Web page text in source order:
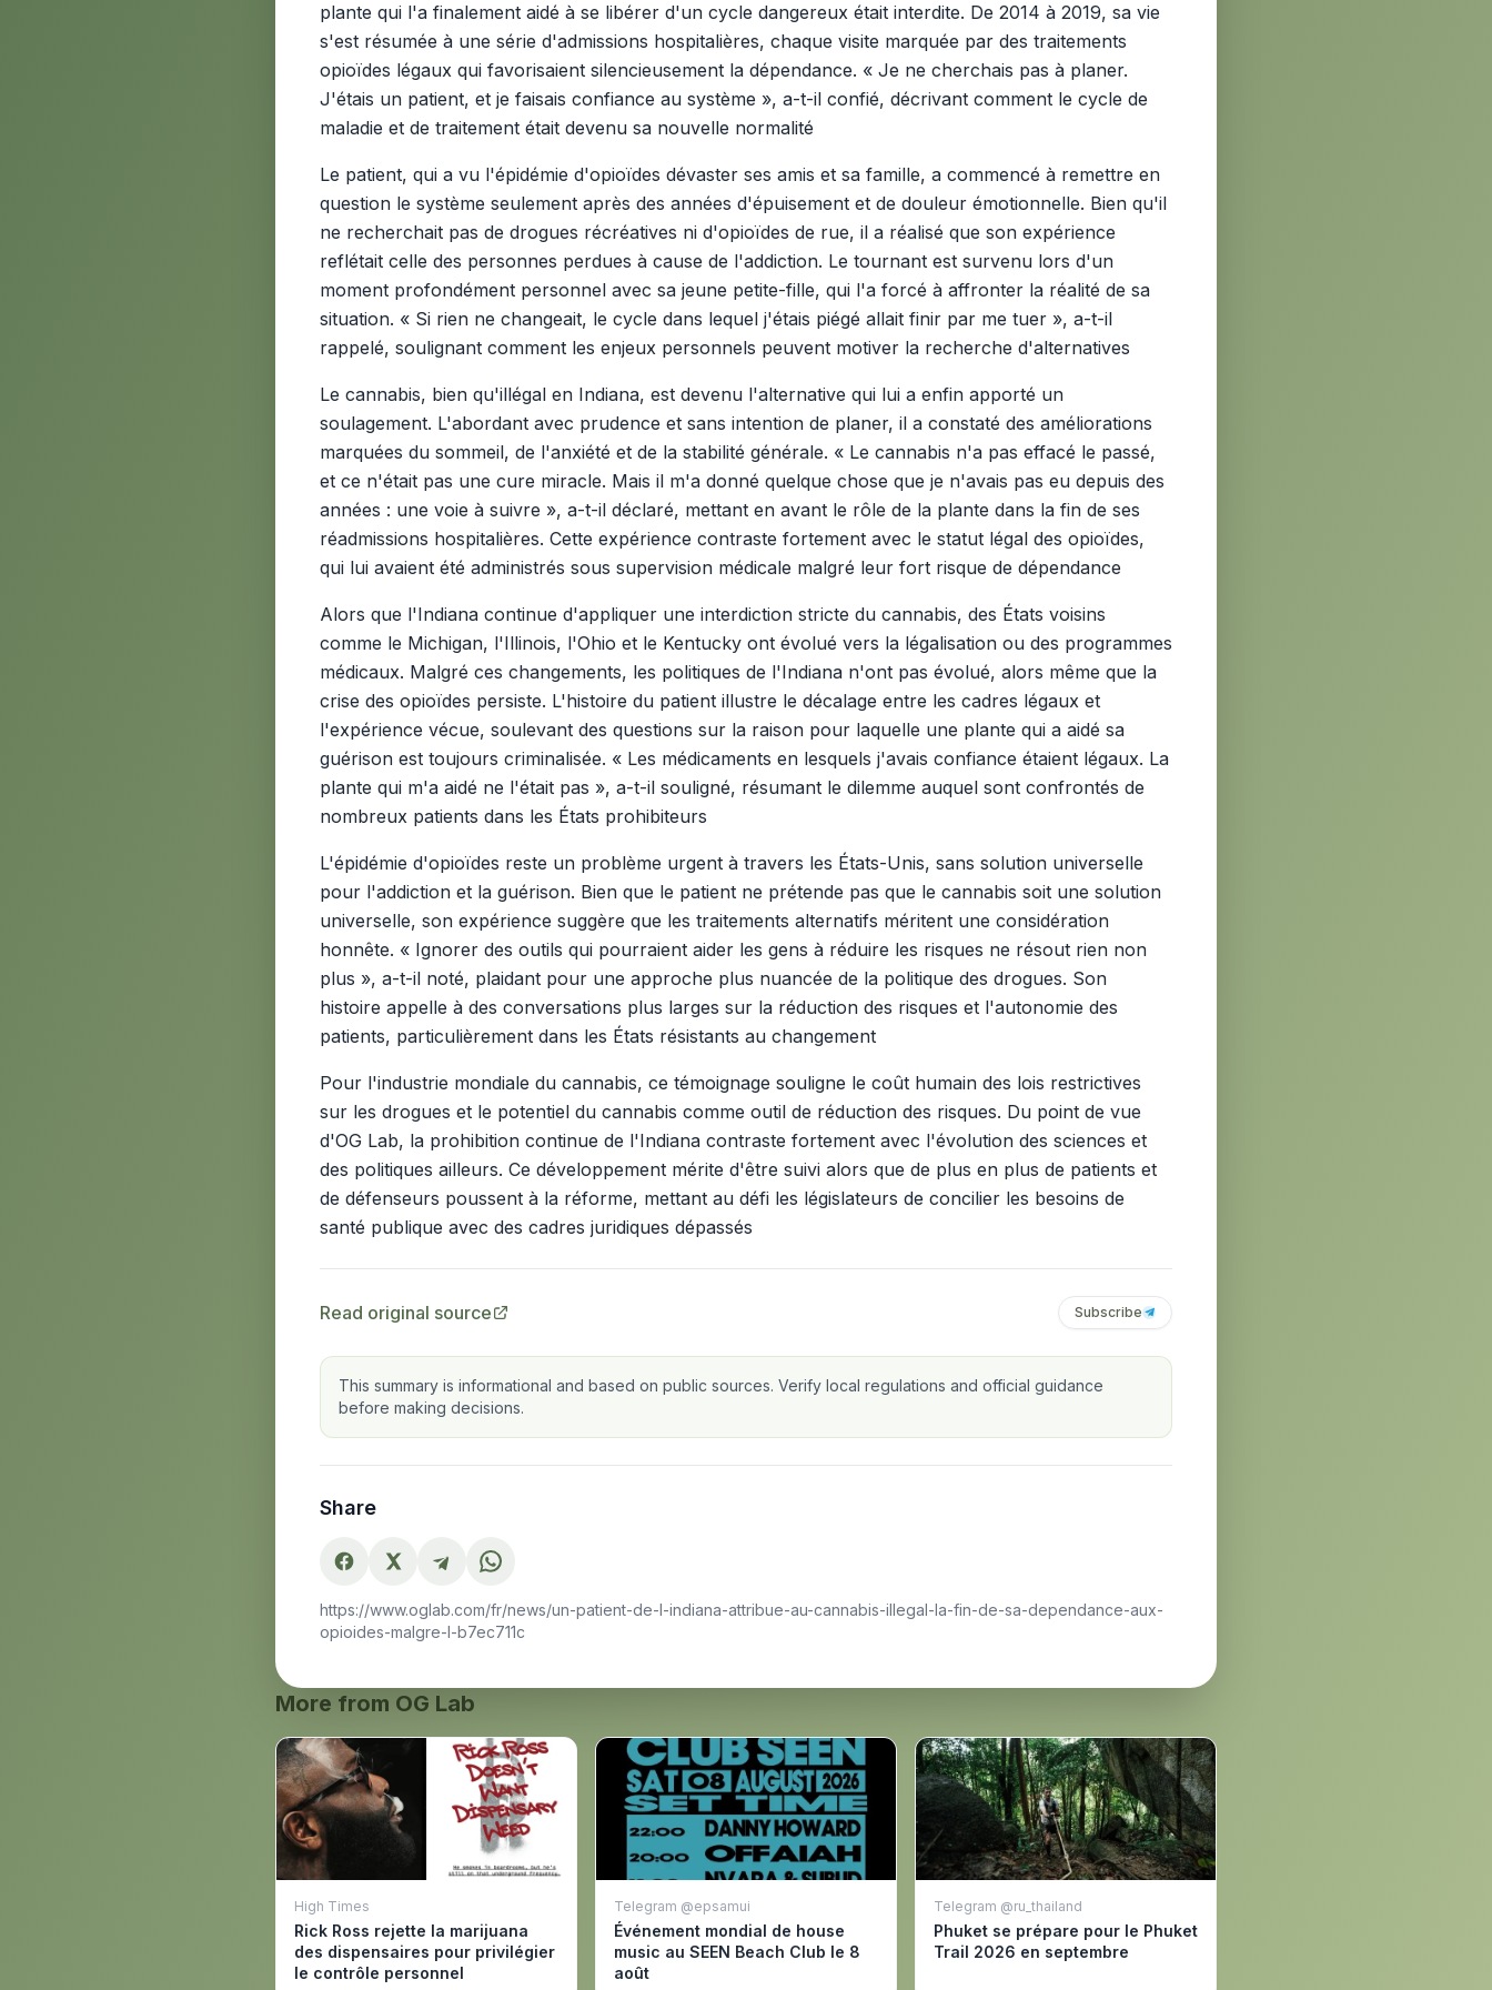
plante qui l'a finalement aidé à se libérer d'un cycle dangereux était interdite. De 2014 à 2019, sa vie
s'est résumée à une série d'admissions hospitalières, chaque visite marquée par des traitements
opioïdes légaux qui favorisaient silencieusement la dépendance. « Je ne cherchais pas à planer.
J'étais un patient, et je faisais confiance au système », a-t-il confié, décrivant comment le cycle de
maladie et de traitement était devenu sa nouvelle normalité
Le patient, qui a vu l'épidémie d'opioïdes dévaster ses amis et sa famille, a commencé à remettre en
question le système seulement après des années d'épuisement et de douleur émotionnelle. Bien qu'il
ne recherchait pas de drogues récréatives ni d'opioïdes de rue, il a réalisé que son expérience
reflétait celle des personnes perdues à cause de l'addiction. Le tournant est survenu lors d'un
moment profondément personnel avec sa jeune petite-fille, qui l'a forcé à affronter la réalité de sa
situation. « Si rien ne changeait, le cycle dans lequel j'étais piégé allait finir par me tuer », a-t-il
rappelé, soulignant comment les enjeux personnels peuvent motiver la recherche d'alternatives
Le cannabis, bien qu'illégal en Indiana, est devenu l'alternative qui lui a enfin apporté un
soulagement. L'abordant avec prudence et sans intention de planer, il a constaté des améliorations
marquées du sommeil, de l'anxiété et de la stabilité générale. « Le cannabis n'a pas effacé le passé,
et ce n'était pas une cure miracle. Mais il m'a donné quelque chose que je n'avais pas eu depuis des
années : une voie à suivre », a-t-il déclaré, mettant en avant le rôle de la plante dans la fin de ses
réadmissions hospitalières. Cette expérience contraste fortement avec le statut légal des opioïdes,
qui lui avaient été administrés sous supervision médicale malgré leur fort risque de dépendance
Alors que l'Indiana continue d'appliquer une interdiction stricte du cannabis, des États voisins
comme le Michigan, l'Illinois, l'Ohio et le Kentucky ont évolué vers la légalisation ou des programmes
médicaux. Malgré ces changements, les politiques de l'Indiana n'ont pas évolué, alors même que la
crise des opioïdes persiste. L'histoire du patient illustre le décalage entre les cadres légaux et
l'expérience vécue, soulevant des questions sur la raison pour laquelle une plante qui a aidé sa
guérison est toujours criminalisée. « Les médicaments en lesquels j'avais confiance étaient légaux. La
plante qui m'a aidé ne l'était pas », a-t-il souligné, résumant le dilemme auquel sont confrontés de
nombreux patients dans les États prohibiteurs
L'épidémie d'opioïdes reste un problème urgent à travers les États-Unis, sans solution universelle
pour l'addiction et la guérison. Bien que le patient ne prétende pas que le cannabis soit une solution
universelle, son expérience suggère que les traitements alternatifs méritent une considération
honnête. « Ignorer des outils qui pourraient aider les gens à réduire les risques ne résout rien non
plus », a-t-il noté, plaidant pour une approche plus nuancée de la politique des drogues. Son
histoire appelle à des conversations plus larges sur la réduction des risques et l'autonomie des
patients, particulièrement dans les États résistants au changement
Pour l'industrie mondiale du cannabis, ce témoignage souligne le coût humain des lois restrictives
sur les drogues et le potentiel du cannabis comme outil de réduction des risques. Du point de vue
d'OG Lab, la prohibition continue de l'Indiana contraste fortement avec l'évolution des sciences et
des politiques ailleurs. Ce développement mérite d'être suivi alors que de plus en plus de patients et
de défenseurs poussent à la réforme, mettant au défi les législateurs de concilier les besoins de
santé publique avec des cadres juridiques dépassés
Read original source Subscribe
This summary is informational and based on public sources. Verify local regulations and official guidance
before making decisions.
Share
https://www.oglab.com/fr/news/un-patient-de-l-indiana-attribue-au-cannabis-illegal-la-fin-de-sa-dependance-aux-
opioides-malgre-l-b7ec711c
More from OG Lab
High Times
Rick Ross rejette la marijuana
des dispensaires pour privilégier
le contrôle personnel
Telegram @epsamui
Événement mondial de house
music au SEEN Beach Club le 8
août
Telegram @ru_thailand
Phuket se prépare pour le Phuket
Trail 2026 en septembre